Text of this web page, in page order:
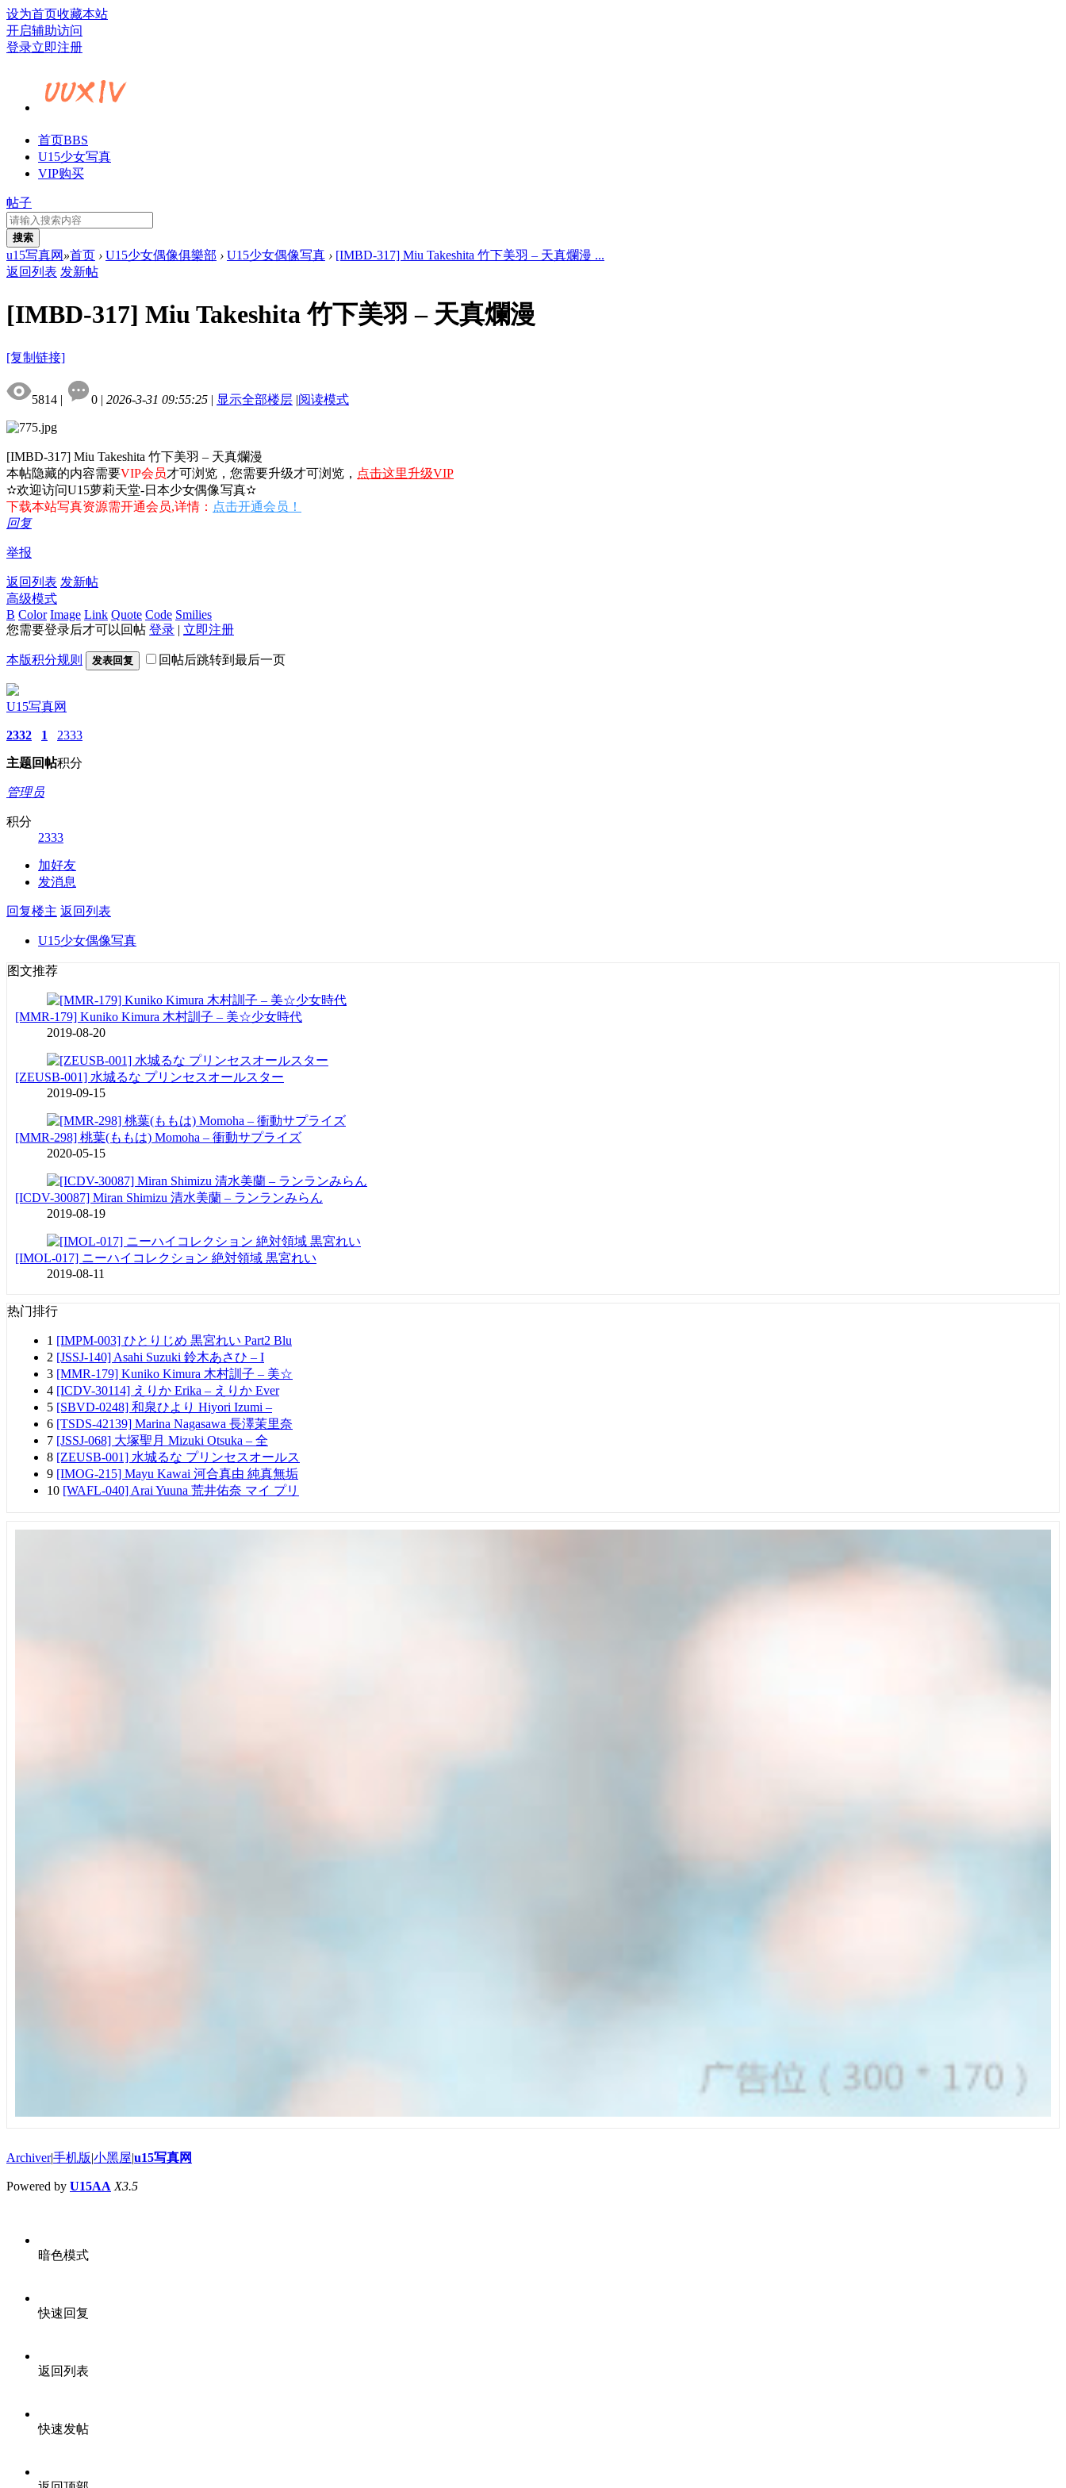
设为首页收藏本站
开启辅助访问
登录立即注册
首页BBS
U15少女写真
VIP购买
帖子
搜索
u15写真网 »首页 › U15少女偶像俱樂部 › U15少女偶像写真 › [IMBD-317] Miu Takeshita 竹下美羽 – 天真爛漫 ...
返回列表 发新帖
[IMBD-317] Miu Takeshita 竹下美羽 – 天真爛漫
[复制链接]
5814 | 0 | 2026-3-31 09:55:25 | 显示全部楼层 |阅读模式
[IMBD-317] Miu Takeshita 竹下美羽 – 天真爛漫
本帖隐藏的内容需要VIP会员才可浏览，您需要升级才可浏览， 点击这里升级VIP
✫欢迎访问U15萝莉天堂-日本少女偶像写真✫
下载本站写真资源需开通会员,详情： 点击开通会员！
回复
举报
返回列表 发新帖
高级模式
B Color Image Link Quote Code Smilies
您需要登录后才可以回帖 登录 | 立即注册
本版积分规则 发表回复 回帖后跳转到最后一页
U15写真网
2332
主题
1
回帖
2333
积分
管理员
积分
2333
加好友
发消息
回复楼主 返回列表
U15少女偶像写真
图文推荐
[MMR-179] Kuniko Kimura 木村訓子 – 美☆少女時代
2019-08-20
[ZEUSB-001] 水城るな プリンセスオールスター
2019-09-15
[MMR-298] 桃葉(ももは) Momoha – 衝動サプライズ
2020-05-15
[ICDV-30087] Miran Shimizu 清水美蘭 – ランランみらん
2019-08-19
[IMOL-017] ニーハイコレクション 絶対領域 黒宮れい
2019-08-11
热门排行
1 [IMPM-003] ひとりじめ 黒宮れい Part2 Blu
2 [JSSJ-140] Asahi Suzuki 鈴木あさひ – I
3 [MMR-179] Kuniko Kimura 木村訓子 – 美☆
4 [ICDV-30114] えりか Erika – えりか Ever
5 [SBVD-0248] 和泉ひより Hiyori Izumi –
6 [TSDS-42139] Marina Nagasawa 長澤茉里奈
7 [JSSJ-068] 大塚聖月 Mizuki Otsuka – 全
8 [ZEUSB-001] 水城るな プリンセスオールス
9 [IMOG-215] Mayu Kawai 河合真由 純真無垢
10 [WAFL-040] Arai Yuuna 荒井佑奈 マイ プリ
Archiver|手机版|小黑屋|u15写真网
Powered by U15AA X3.5
暗色模式
快速回复
返回列表
快速发帖